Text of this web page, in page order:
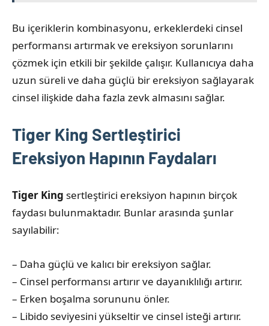
Bu içeriklerin kombinasyonu, erkeklerdeki cinsel
performansı artırmak ve ereksiyon sorunlarını
çözmek için etkili bir şekilde çalışır. Kullanıcıya daha
uzun süreli ve daha güçlü bir ereksiyon sağlayarak
cinsel ilişkide daha fazla zevk almasını sağlar.
Tiger King Sertleştirici
Ereksiyon Hapının Faydaları
Tiger King sertleştirici ereksiyon hapının birçok
faydası bulunmaktadır. Bunlar arasında şunlar
sayılabilir:
– Daha güçlü ve kalıcı bir ereksiyon sağlar.
– Cinsel performansı artırır ve dayanıklılığı artırır.
– Erken boşalma sorununu önler.
– Libido seviyesini yükseltir ve cinsel isteği artırır.